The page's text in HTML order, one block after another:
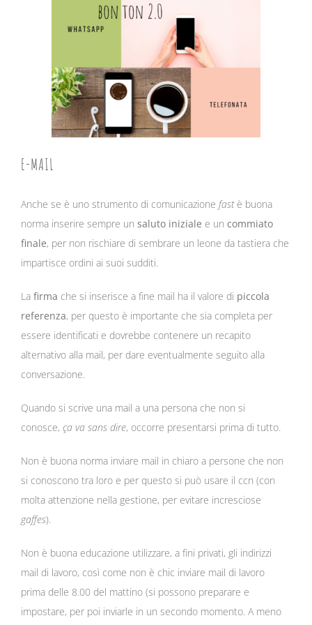
E-MAIL
Anche se è uno strumento di comunicazione fastè buona
norma inserire sempre un saluto iniziale e un commiato
finale, per non rischiare di sembrare un leone da tastiera che
impartisce ordini ai suoi sudditi.
La firma che si inserisce a fine mail ha il valore di piccola
referenza, per questo è importante che sia completa per
essere identificati e dovrebbe contenere un recapito
alternativo alla mail, per dare eventualmente seguito alla
conversazione.
Quando si scrive una mail a una persona che non si
conosce, ça va sans dire, occorre presentarsi prima di tutto.
Non è buona norma inviare mail in chiaro a persone che non
si conoscono tra loro e per questo si può usare il ccn (con
molta attenzione nella gestione, per evitare incresciose
gaffes).
Non è buona educazione utilizzare, a fini privati, gli indirizzi
mail di lavoro, così come non è chic inviare mail di lavoro
prima delle 8.00 del mattino (si possono preparare e
impostare, per poi inviarle in un secondo momento. A meno